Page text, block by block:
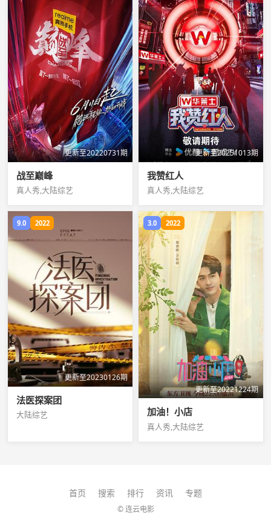
更新至20220731期
战至巅峰
真人秀,大陆综艺
更新至20251013期
我赞红人
真人秀,大陆综艺
9.0 2022
更新至20230126期
法医探案团
大陆综艺
3.0 2022
更新至20221224期
加油！小店
真人秀,大陆综艺
首页 搜索 排行 资讯 专题
© 连云电影